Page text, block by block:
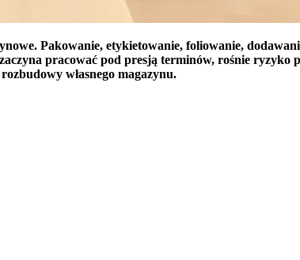
Pakowanie, etykietowanie, foliowanie,
pracować pod presją terminów, rośnie ryzyko
własnego magazynu.